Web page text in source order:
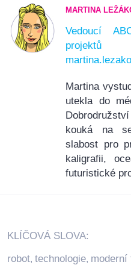
MARTINA
Vedoucí
projektů
Martina
utekla do
kouká na
slabost pro
kaligrafii,
futuristické
KLÍČOVÁ SLOVA:
robot, technologie, moderní